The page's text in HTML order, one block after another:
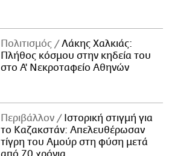
Πολιτισμός
Λάκης Χαλκιάς:
Πλήθος κόσμου στην κηδεία του
στο Α' Νεκροταφείο Αθηνών
Περιβάλλον
Ιστορική στιγμή για
το Καζακστάν: Απελευθέρωσαν
τίγρη του Αμούρ στη φύση μετά